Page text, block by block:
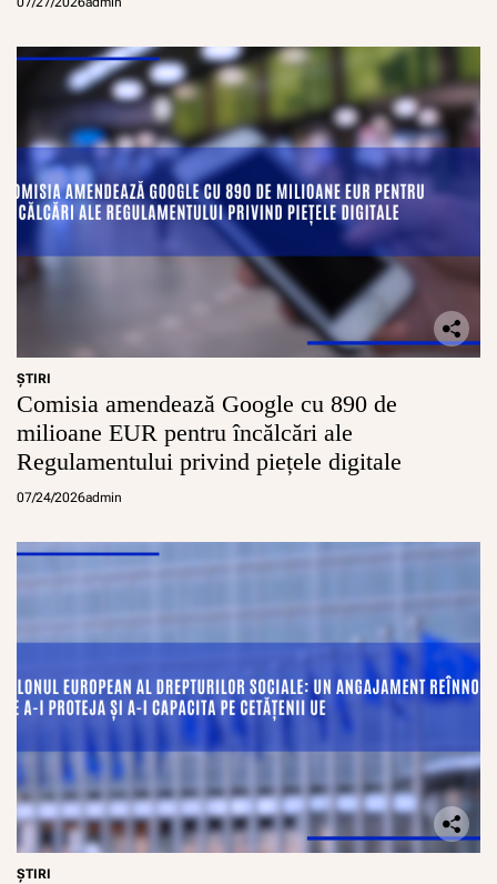
ŞTIRI
Comisia amendează Google cu 890 de
milioane EUR pentru încălcări ale
Regulamentului privind piețele digitale
07/24/2026admin
ŞTIRI